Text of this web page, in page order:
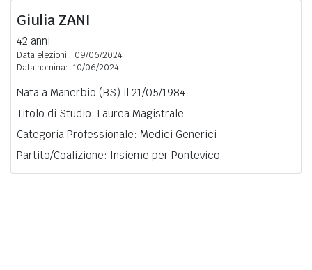
Giulia ZANI
42 anni
Data elezioni:
09/06/2024
Data nomina: 10/06/2024
Nata a Manerbio (BS) il 21/05/1984
Titolo di Studio: Laurea Magistrale
Categoria Professionale: Medici Generici
Partito/Coalizione: Insieme per Pontevico